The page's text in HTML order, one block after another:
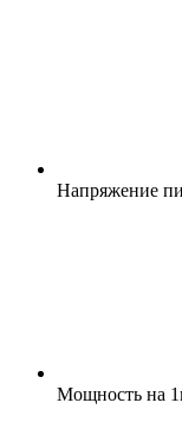
Напряжение
Мощность на